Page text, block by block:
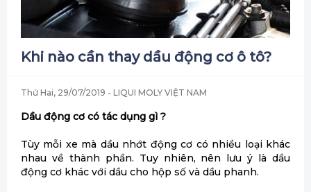
Khi nào cần thay dầu động cơ ô tô?
Thứ Hai, 29/07/2019 - LIQUI MOLY VIỆT NAM
Dầu động cơ có tác dụng gì ?
Tùy mỗi xe mà dầu nhớt động cơ có nhiều loại khác
nhau về thành phần. Tuy nhiên, nên lưu ý là dầu
động cơ khác với dầu cho hộp số và dầu phanh.